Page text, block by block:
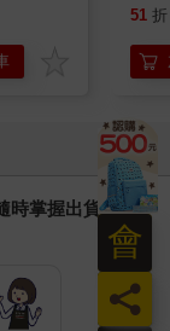
51 折
時掌握出貨動
員
會